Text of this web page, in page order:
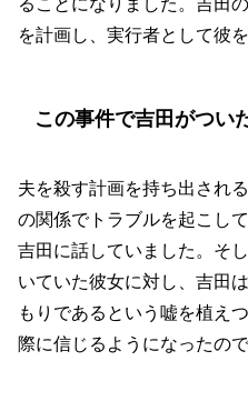
ることになりました。吉田
を計画し、実行者として彼
この事件で吉田がつい
夫を殺す計画を持ち出され
の関係でトラブルを起こし
吉田に話していました。そ
いていた彼女に対し、吉田
もりであるという嘘を植え
際に信じるようになったので